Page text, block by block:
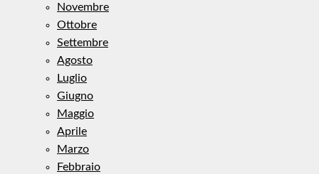
Novembre
Ottobre
Settembre
Agosto
Luglio
Giugno
Maggio
Aprile
Marzo
Febbraio